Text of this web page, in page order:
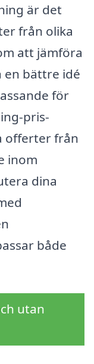
är det
från olika
att jämföra
en bättre idé
för
pris-
offerter från
inom
dina
både
utan